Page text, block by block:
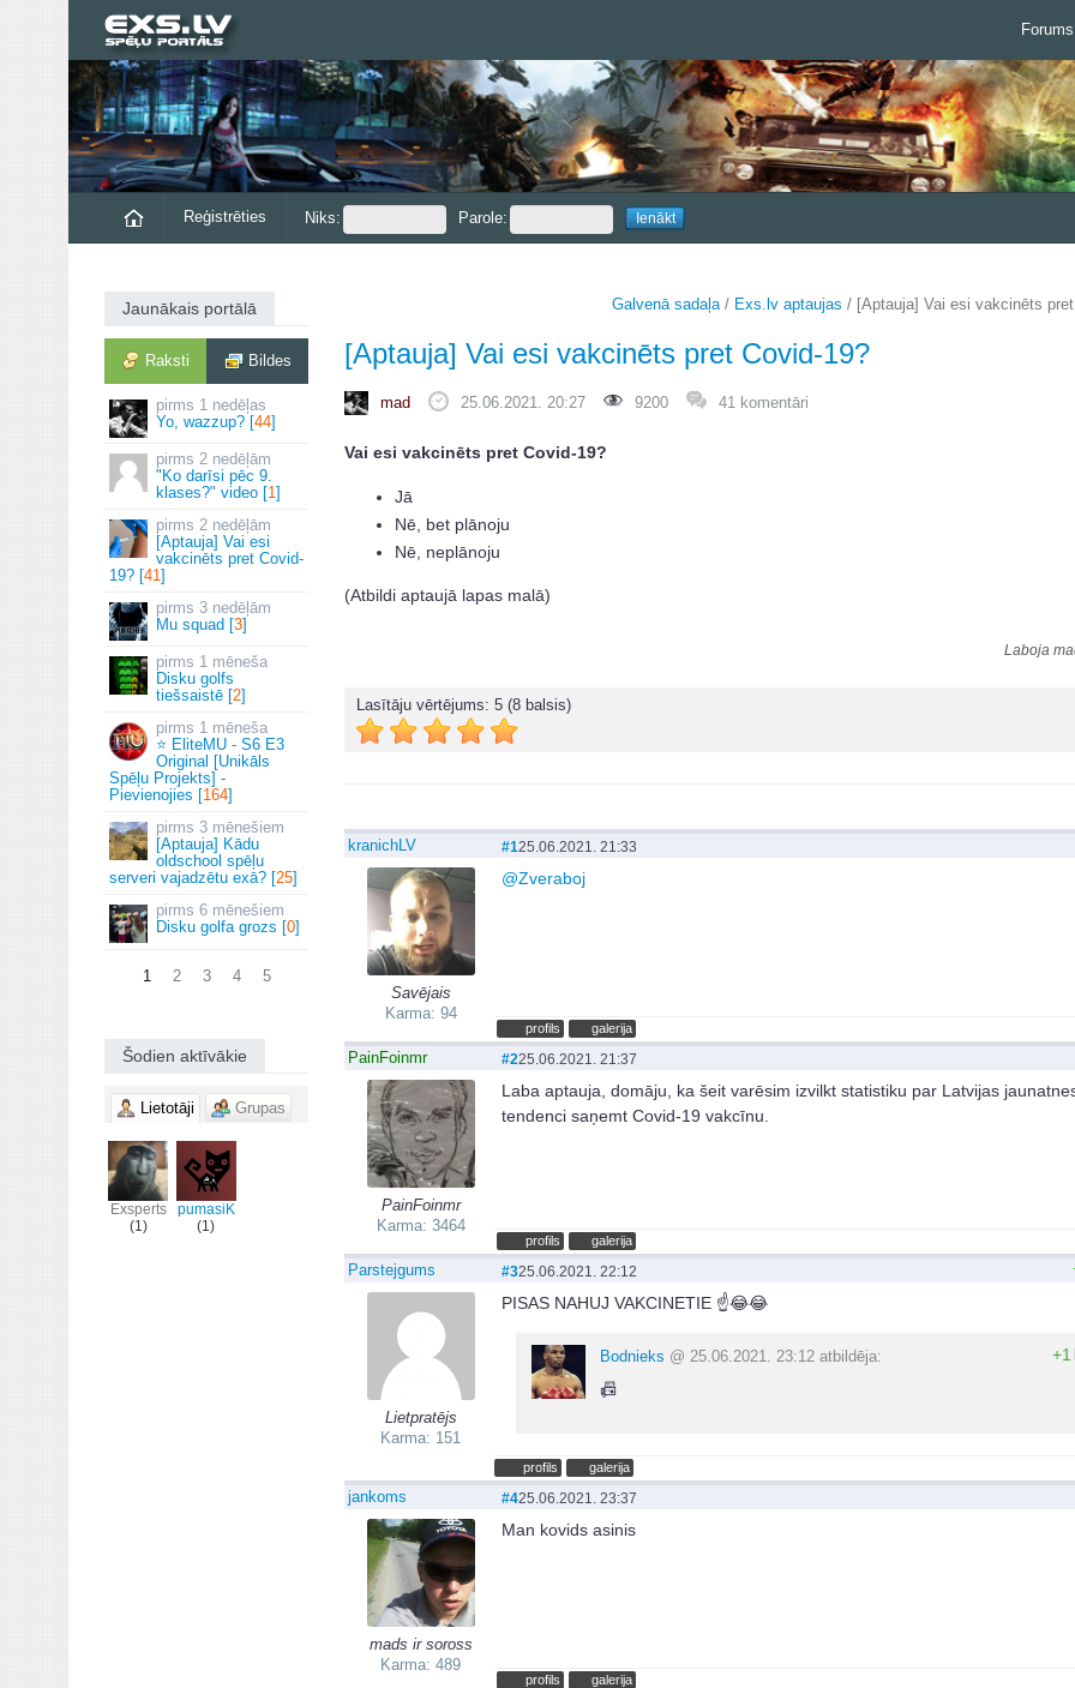
Forums
Reģistrēties Niks: Parole:
Jaunākais portālā
Raksti Bildes
1 nedēļas
Yo, wazzup? [44]
2 nedēļām
"Ko darīsi pēc 9.
klases?" video [1]
2 nedēļām
[Aptauja] Vai esi
vakcinēts pret Covid-
19? [41]
3 nedēļām
Mu squad [3]
1 mēneša
Disku golfs
tiešsaistē [2]
1 mēneša
⭐ EliteMU - S6 E3
Original [Unikāls
Spēļu Projekts] -
Pievienojies [164]
3 mēnešiem
[Aptauja] Kādu
oldschool spēļu
serveri vajadzētu exā? [25]
6 mēnešiem
Disku golfa grozs [0]
1 2 3 4 5
Šodien aktīvākie
Lietotāji Grupas
Exsperts
(1)
pumasiK
(1)
Galvenā sadaļa/ Exs.lv aptaujas / [Aptauja] Vai esi vakcinēts
[Aptauja] Vai esi vakcinēts pret Covid-19?
mad 25.06.2021. 20:27 9200 41 komentāri
Vai esi vakcinēts pret Covid-19?
Jā
Nē, bet plānoju
Nē, neplānoju
(Atbildi aptaujā lapas malā)
Laboja
Lasītāju vērtējums: 5 (8 balsis)
kranichLV
Savējais
Karma: 94
#125.06.2021. 21:33
@Zveraboj
profils galerija
PainFoinmr
PainFoinmr
Karma: 3464
#225.06.2021. 21:37
Laba aptauja, domāju, ka šeit varēsim izvilkt statistiku par Latvijas
tendenci saņemt Covid-19 vakcīnu.
profils galerija
Parstejgums
Lietpratējs
Karma: 151
#325.06.2021. 22:12
PISAS NAHUJ VAKCINETIE ☝😂😂
+1
Bodnieks @ 25.06.2021. 23:12 atbildēja:
📠
profils galerija
jankoms
mads ir soross
Karma: 489
#425.06.2021. 23:37
Man kovids asinis
profils galerija